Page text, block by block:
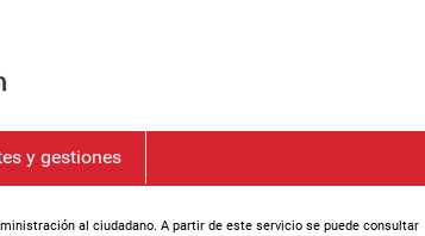
y gestiones
al ciudadano. A partir de este servicio se puede consultar